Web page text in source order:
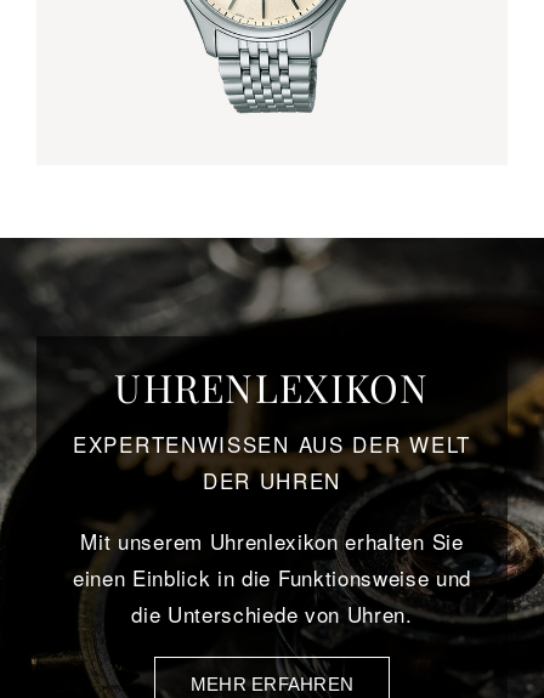
UHRENLEXIKON
EXPERTENWISSEN AUS DER WELT
DER UHREN
Mit unserem Uhrenlexikon erhalten Sie
einen Einblick in die Funktionsweise und
die Unterschiede von Uhren.
MEHR ERFAHREN